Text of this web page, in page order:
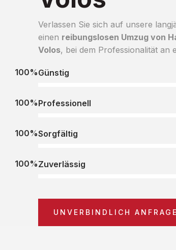
Verlassen Sie sich auf unsere
einen reibungslosen Umzug von
Volos, bei dem Professionalität an
Günstig
100%
Professionell
100%
Sorgfältig
100%
Zuverlässig
100%
UNVERBINDLICH